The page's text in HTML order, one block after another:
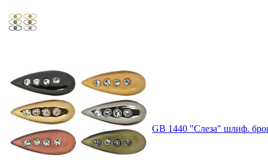
GB 1440 "Слеза" шлиф.